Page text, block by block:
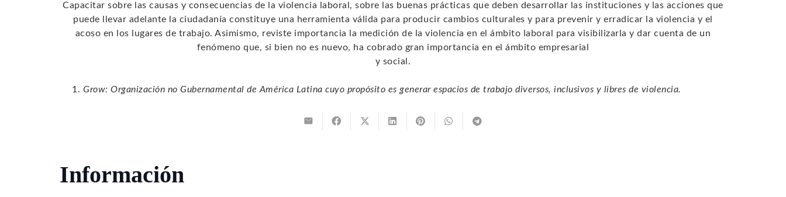
Capacitar sobre las causas y consecuencias de la violencia laboral, sobre las buenas prácticas que deben desarrollar las instituciones y las acciones que
puede llevar adelante la ciudadanía constituye una herramienta válida para producir cambios culturales y para prevenir y erradicar la violencia y el
acoso en los lugares de trabajo. Asimismo, reviste importancia la medición de la violencia en el ámbito laboral para visibilizarla y dar cuenta de un
fenómeno que, si bien no es nuevo, ha cobrado gran importancia en el ámbito empresarial
y social.
Grow: Organización no Gubernamental de América Latina cuyo propósito es generar espacios de trabajo diversos, inclusivos y libres de violencia.
Información